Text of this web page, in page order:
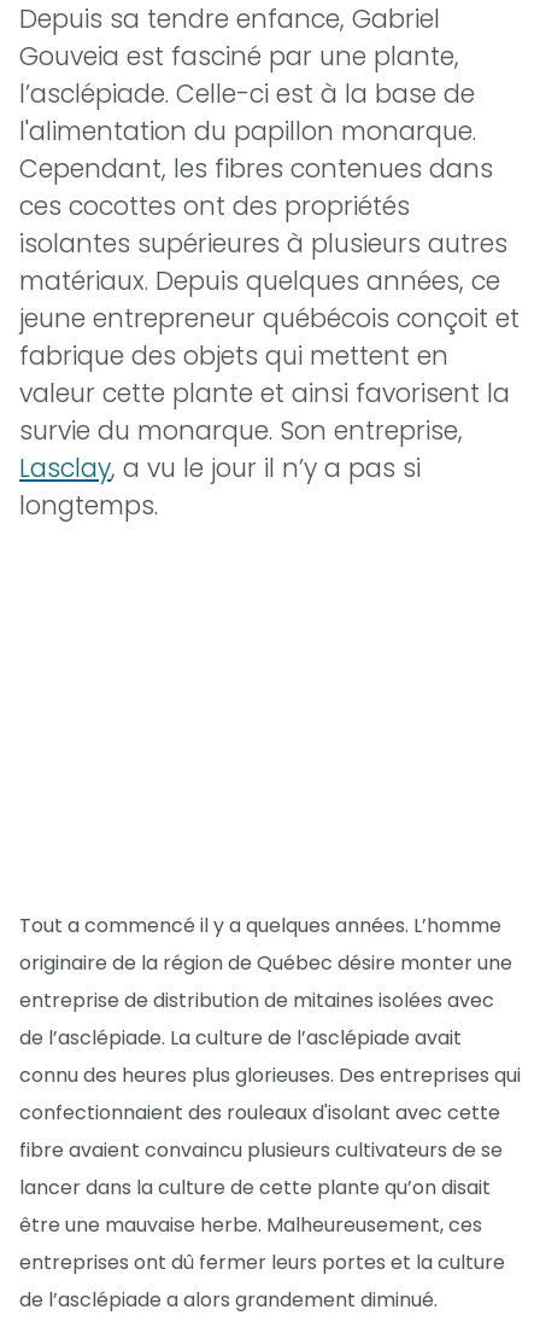
Depuis sa tendre enfance, Gabriel
Gouveia est fasciné par une plante,
l’asclépiade. Celle-ci est à la base de
l'alimentation du papillon monarque.
Cependant, les fibres contenues dans
ces cocottes ont des propriétés
isolantes supérieures à plusieurs autres
matériaux. Depuis quelques années, ce
jeune entrepreneur québécois conçoit et
fabrique des objets qui mettent en
valeur cette plante et ainsi favorisent la
survie du monarque. Son entreprise,
Lasclay, a vu le jour il n’y a pas si
longtemps.
Tout a commencé il y a quelques années. L’homme
originaire de la région de Québec désire monter une
entreprise de distribution de mitaines isolées avec
de l’asclépiade. La culture de l’asclépiade avait
connu des heures plus glorieuses. Des entreprises qui
confectionnaient des rouleaux d'isolant avec cette
fibre avaient convaincu plusieurs cultivateurs de se
lancer dans la culture de cette plante qu’on disait
être une mauvaise herbe. Malheureusement, ces
entreprises ont dû fermer leurs portes et la culture
de l’asclépiade a alors grandement diminué.